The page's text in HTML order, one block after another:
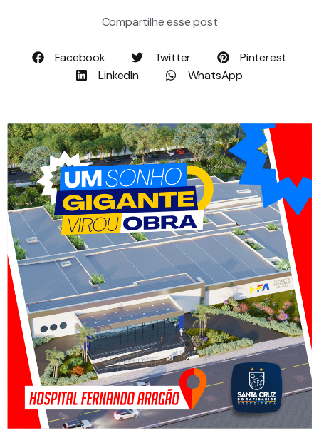
Compartilhe esse post
Facebook Twitter
Pinterest
LinkedIn
WhatsApp